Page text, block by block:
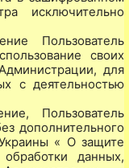
исключительно
Пользователь
своих
для
с деятельностью
Пользователь
дополнительного
« О защите
данных,